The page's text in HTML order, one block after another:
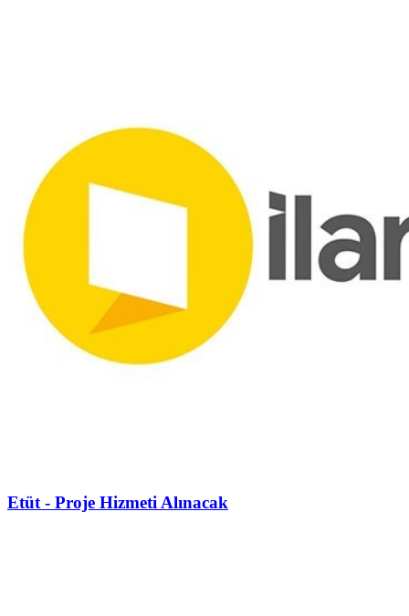
Etüt - Proje Hizmeti Alınacak